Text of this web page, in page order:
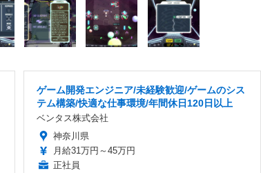
ゲーム開発エンジニア/未経験歓迎/ゲームのシス
テム構築/快適な仕事環境/年間休日120日以上
ベンタス株式会社
神奈川県
月給31万円～45万円
正社員